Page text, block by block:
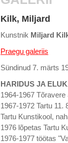
Kilk, Miljard
Kunstnik Miljard
Praegu galeriis
Sündinud 7. märts
HARIDUS JA
1964-1967 Tõravere
1967-1972 Tartu 11.
Tartu Kunstikool,
1976 lõpetas Tartu
1976-1977 töötas